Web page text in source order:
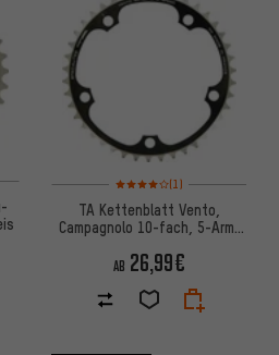
basierend auf 12 BewertungenBewertungen: 4 von 5
(1)
TA Kettenblatt Vento,
Campagnolo 10-fach, 5-Arm,
AB 26,99€